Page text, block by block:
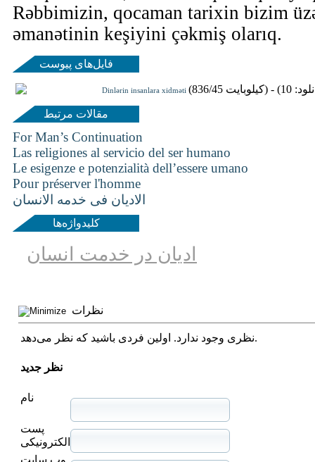
Rəbbimizin, qocaman tarixin bizim
əmanətinin keşiyini çəkmiş olarıq.
فایل‌های پیوست
Dinlərin insanlara xidməti
مقالات مرتبط
For Man’s Continuation
Las religiones al servicio del ser humano
Le esigenze e potenzialità dell’essere umano
Pour préserver l'homme
الادیان فی خدمه الانسان
کلیدواژه‌ها
ادیان در خدمت انسان
نظرات
نظری وجود ندارد. اولین فردی باشید که نظر می‌دهد.
نظر جدید
نام
پست
الکترونیکی
وب سایت